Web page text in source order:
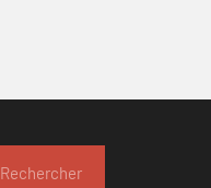
Rechercher